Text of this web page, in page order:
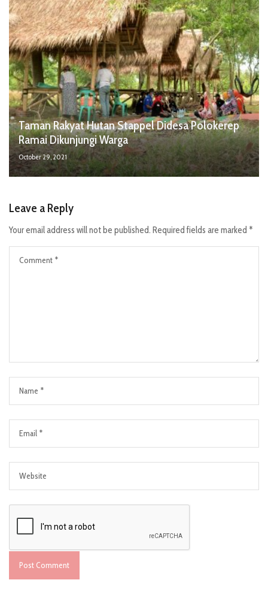
Taman Rakyat Hutan Stappel Didesa Polokerep
Ramai Dikunjungi Warga
October 29, 2021
Leave a Reply
Your email address will not be published. Required fields are marked *